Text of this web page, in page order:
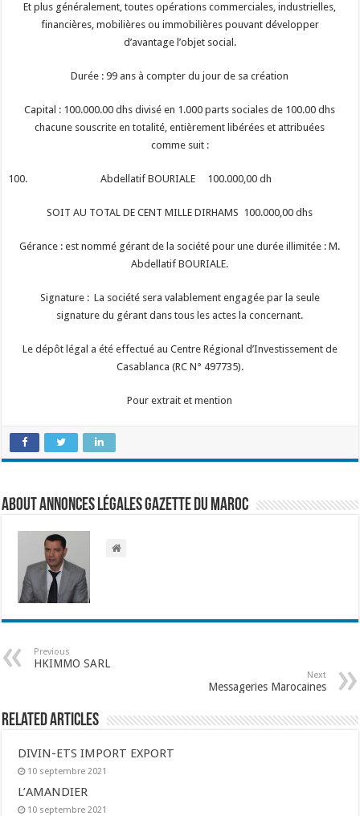
Et plus généralement, toutes opérations commerciales, industrielles,
financières, mobilières ou immobilières pouvant développer
d’avantage l’objet social.
Durée : 99 ans à compter du jour de sa création
Capital : 100.000.00 dhs divisé en 1.000 parts sociales de 100.00 dhs
chacune souscrite en totalité, entièrement libérées et attribuées
comme suit :
Abdellatif BOURIALE 100.000,00 dh
SOIT AU TOTAL DE CENT MILLE DIRHAMS 100.000,00 dhs
Gérance : est nommé gérant de la société pour une durée illimitée : M.
Abdellatif BOURIALE.
Signature : La société sera valablement engagée par la seule
signature du gérant dans tous les actes la concernant.
Le dépôt légal a été effectué au Centre Régional d’Investissement de
Casablanca (RC N° 497735).
Pour extrait et mention
About Annonces légales Gazette du Maroc
Previous
HKIMMO SARL
Next
Messageries Marocaines
Related Articles
DIVIN-ETS IMPORT EXPORT
10 septembre 2021
L’AMANDIER
10 septembre 2021